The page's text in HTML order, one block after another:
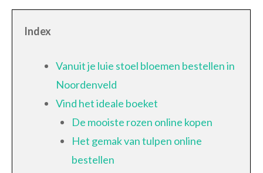
Index
Vanuit je luie stoel bloemen bestellen in
Noordenveld
Vind het ideale boeket
De mooiste rozen online kopen
Het gemak van tulpen online
bestellen